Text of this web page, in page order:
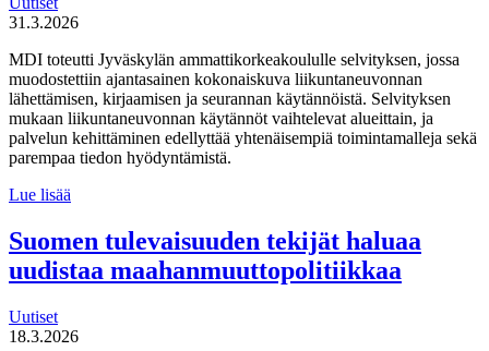
31.3.2026
MDI toteutti Jyväskylän ammattikorkeakoululle selvityksen, jossa
muodostettiin ajantasainen kokonaiskuva liikuntaneuvonnan
lähettämisen, kirjaamisen ja seurannan käytännöistä. Selvityksen
mukaan liikuntaneuvonnan käytännöt vaihtelevat alueittain, ja
palvelun kehittäminen edellyttää yhtenäisempiä toimintamalleja sekä
parempaa tiedon hyödyntämistä.
Lue lisää
liikuntaneuvontapalvelun
kirjaamisen,
lähettämisen
käytännöistä
Suomen tulevaisuuden tekijät haluaa
uudistaa maahanmuuttopolitiikkaa
Uutiset
18.3.2026